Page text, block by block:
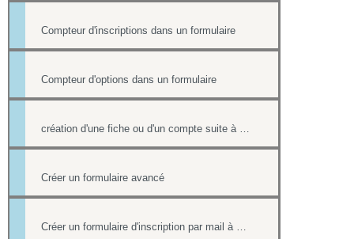
Compteur d'inscriptions dans un formulaire
Compteur d'options dans un formulaire
création d'une fiche ou d'un compte suite à une réponse sur un formulaire et redirection sur une page lorsqu'il est rempli
Créer un formulaire avancé
Créer un formulaire d'inscription par mail à un événement